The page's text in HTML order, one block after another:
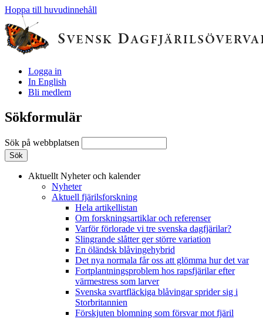
Hoppa till huvudinnehåll
Logga in
In English
Bli medlem
Sökformulär
Sök på webbplatsen
Aktuellt Nyheter och kalender
Nyheter
Aktuell fjärilsforskning
Hela artikellistan
Om forskningsartiklar och referenser
Varför förlorade vi tre svenska dagfjärilar?
Slingrande slåtter ger större variation
En öländsk blåvingehybrid
Det nya normala får oss att glömma hur det var
Fortplantningsproblem hos rapsfjärilar efter
värmestress som larver
Svenska svartfläckiga blåvingar sprider sig i
Storbritannien
Förskjuten blomning som försvar mot fjäril